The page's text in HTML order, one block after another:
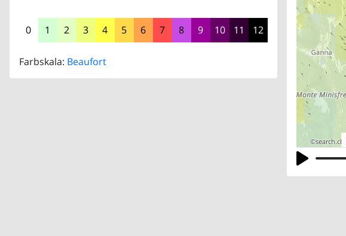
0 1 2 3 4 5 6 7 8 9 10 11 12
Farbskala: Beaufort
©search.ch